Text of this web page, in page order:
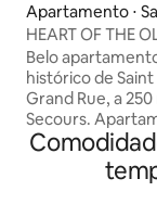
Apartamento ⋅
HEART OF THE
Elevador
Belo
histórico de
Grand Rue, a
Secours.
² para 2 a 4 hóspedes. Wi-Fi
lençóis e toalhas. Bem equipado para
uma família,